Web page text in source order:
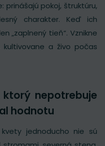
prinášajú pokoj, štruktúru,
charakter. Keď ich
„zaplnený tieň“. Vznikne
a živo počas
nepotrebuje
hodnotu
jednoducho nie sú